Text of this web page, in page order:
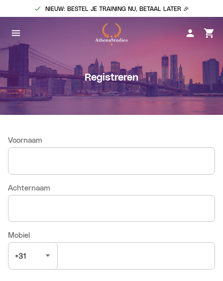
NIEUW: BESTEL JE TRAINING NU, BETAAL LATER 🎉
Registreren
Voornaam
Achternaam
Mobiel